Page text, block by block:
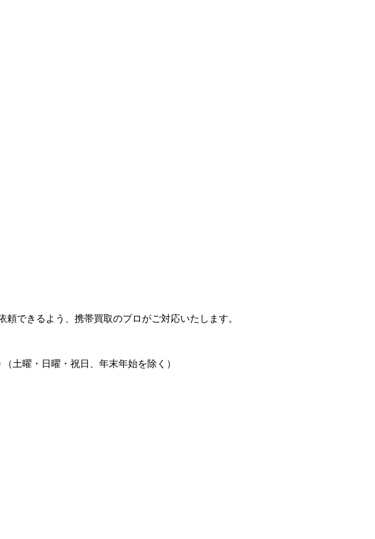
できるよう、携帯買取のプロがご対応いたします。
（土曜・日曜・祝日、年末年始を除く）